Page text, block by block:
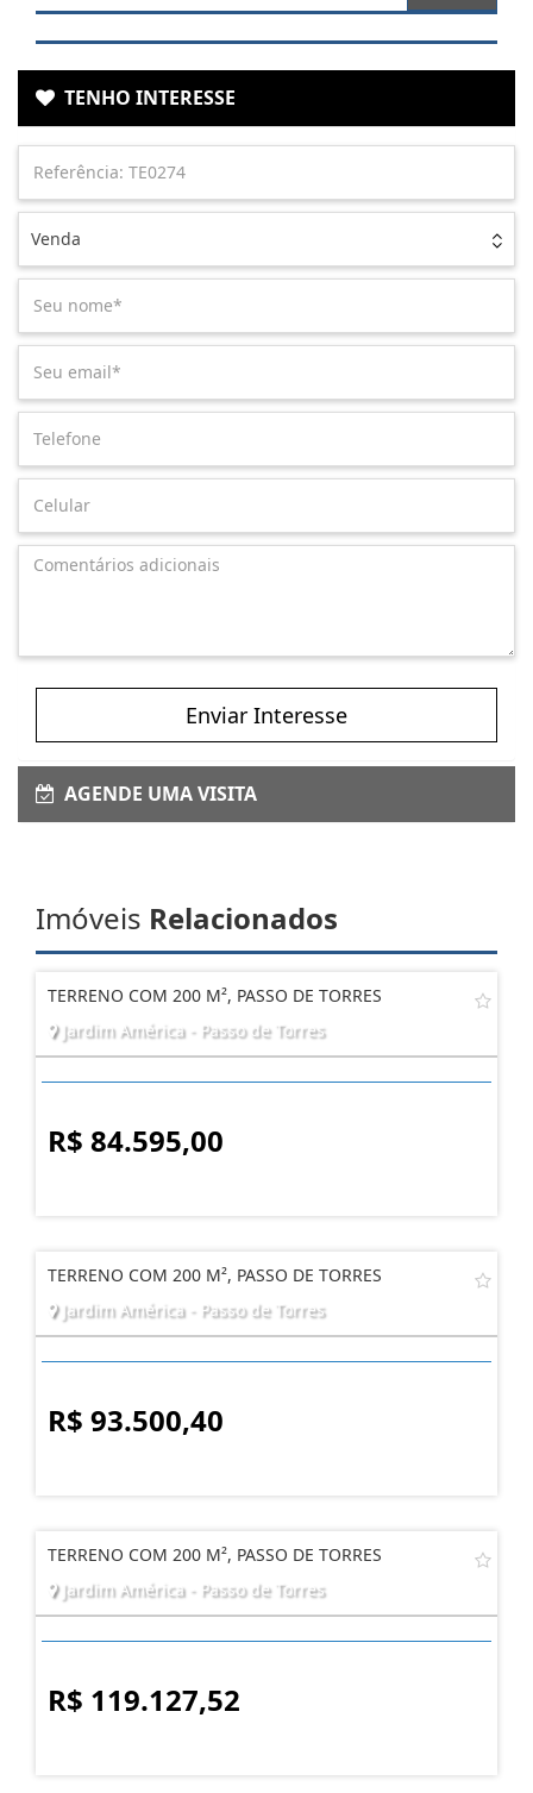
TENHO INTERESSE
Venda
Enviar Interesse
AGENDE UMA VISITA
Imóveis Relacionados
TERRENO COM 200 M², PASSO DE TORRES
Jardim América - Passo de Torres
R$ 84.595,00
TERRENO COM 200 M², PASSO DE TORRES
Jardim América - Passo de Torres
R$ 93.500,40
TERRENO COM 200 M², PASSO DE TORRES
Jardim América - Passo de Torres
R$ 119.127,52